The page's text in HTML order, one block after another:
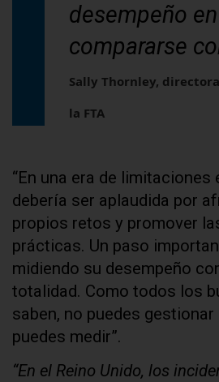
desempeño
compararse
Sally Thornley,
la FTA
“En una era de limitaciones
debería ser aplaudida por
propios retos y promover
prácticas. Un paso
midiendo su desempeño
totalidad. Como todos los
saben, no puedes
puedes medir”.
“En el Reino Unido, los